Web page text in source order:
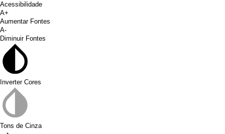
Acessibilidade
A+
Aumentar Fontes
A-
Diminuir Fontes
Inverter Cores
Tons de Cinza